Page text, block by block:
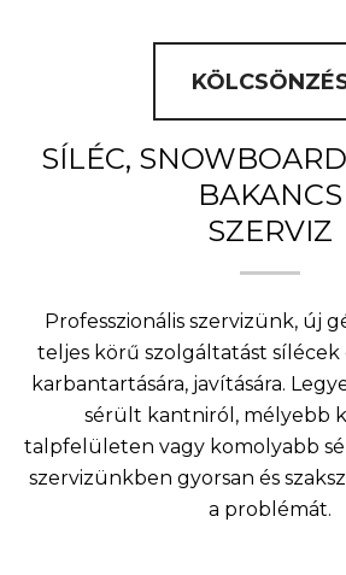
SÍLÉC,
BAKANCS
SZERVIZ
Professzionális szervizünk, új
teljes körű szolgáltatást sílécek
karbantartására, javítására.
sérült kantniról, mélyebb
talpfelületen vagy komolyabb
szervizünkben gyorsan és
a problémát.